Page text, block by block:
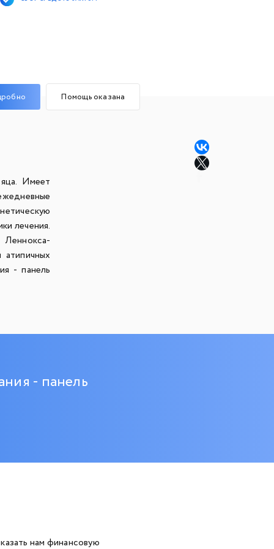
Помощь оказана
Имеет
лечения.
Леннокса-
- панель
- панель
нам финансовую